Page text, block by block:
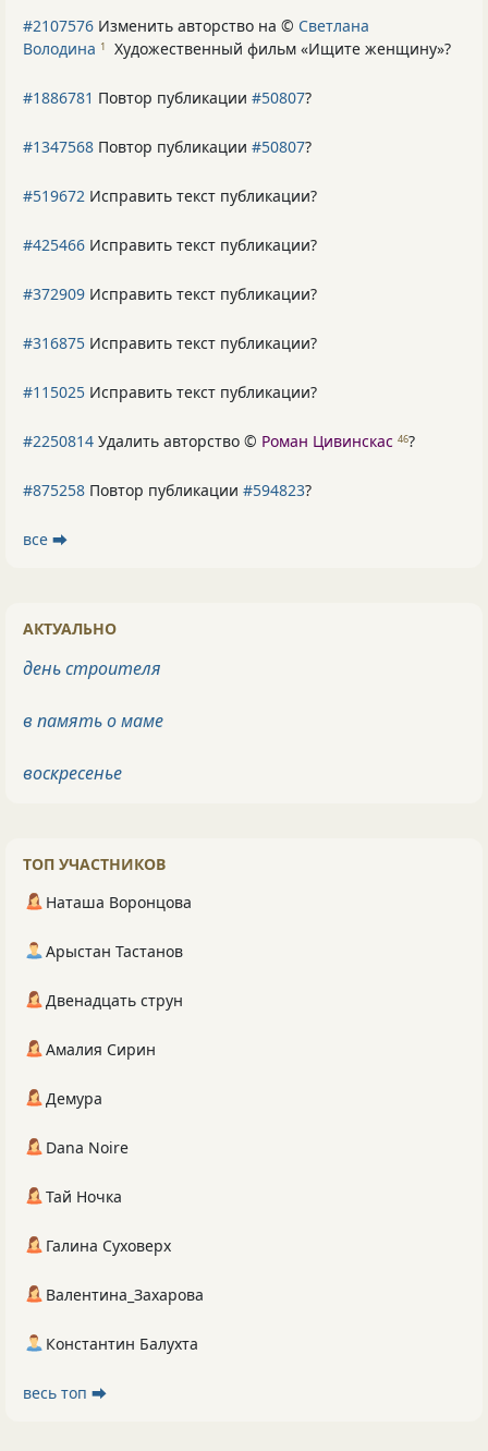
#2107576 Изменить авторство на © Светлана
Володина 1 Художественный фильм «Ищите женщину»?
#1886781 Повтор публикации #50807?
#1347568 Повтор публикации #50807?
#519672 Исправить текст публикации?
#425466 Исправить текст публикации?
#372909 Исправить текст публикации?
#316875 Исправить текст публикации?
#115025 Исправить текст публикации?
#2250814 Удалить авторство © Роман Цивинскас 46?
#875258 Повтор публикации #594823?
все ⮕
АКТУАЛЬНО
день строителя
в память о маме
воскресенье
ТОП УЧАСТНИКОВ
Наташа Воронцова
Арыстан Тастанов
Двенадцать струн
Амалия Сирин
Демура
Dana Noire
Тай Ночка
Галина Суховерх
Валентина_Захарова
Константин Балухта
весь топ ⮕